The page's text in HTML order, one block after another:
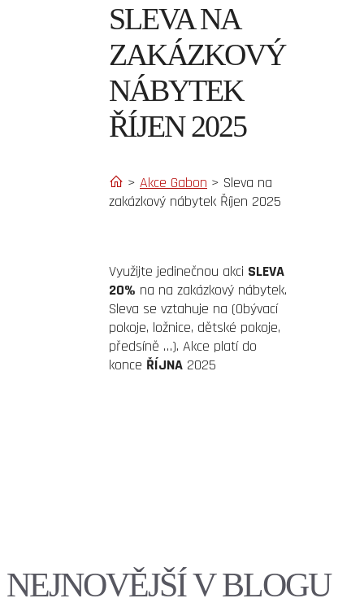
SLEVA NA
ZAKÁZKOVÝ
NÁBYTEK
ŘÍJEN 2025
> Akce Gabon > Sleva na
zakázkový nábytek Říjen 2025
Využijte jedinečnou akci SLEVA
20% na na zakázkový nábytek.
Sleva se vztahuje na (Obývací
pokoje, ložnice, dětské pokoje,
předsíně …). Akce platí do
konce ŘÍJNA 2025
NEJNOVĚJŠÍ V BLOGU